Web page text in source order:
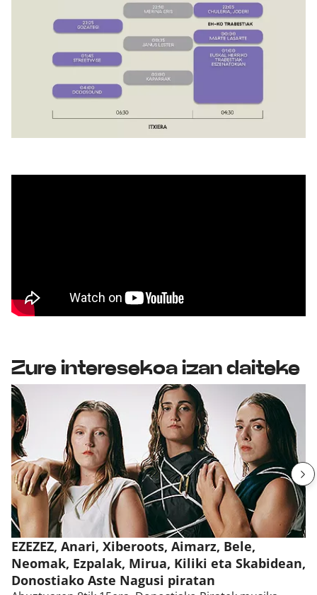
Zure interesekoa izan daiteke
EZEZEZ, Anari, Xiberoots, Aimarz, Bele,
Neomak, Ezpalak, Mirua, Kiliki eta Skabidean,
Donostiako Aste Nagusi piratan